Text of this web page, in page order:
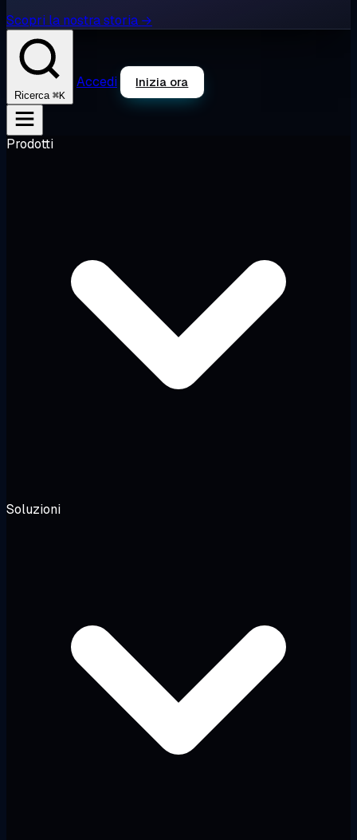
Scopri la nostra storia →
Ricerca ⌘K
Accedi Inizia ora
Prodotti
Soluzioni